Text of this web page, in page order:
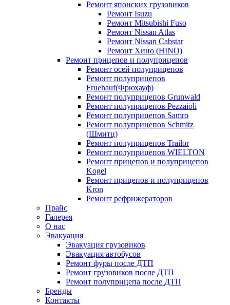
Ремонт японских грузовиков
Ремонт Isuzu
Ремонт Mitsubishi Fuso
Ремонт Nissan Atlas
Ремонт Nissan Cabstar
Ремонт Хино (HINO)
Ремонт прицепов и полуприцепов
Ремонт осей полуприцепов
Ремонт полуприцепов
Fruehauf(Фрюхауф)
Ремонт полуприцепов Grunwald
Ремонт полуприцепов Pezzaioli
Ремонт полуприцепов Samro
Ремонт полуприцепов Schmitz
(Шмитц)
Ремонт полуприцепов Trailor
Ремонт полуприцепов WIELTON
Ремонт прицепов и полуприцепов
Kogel
Ремонт прицепов и полуприцепов
Kron
Ремонт рефрижераторов
Прайс
Галерея
О нас
Эвакуация
Эвакуация грузовиков
Эвакуация автобусов
Ремонт фуры после ДТП
Ремонт грузовиков после ДТП
Ремонт полуприцепа после ДТП
Бренды
Контакты